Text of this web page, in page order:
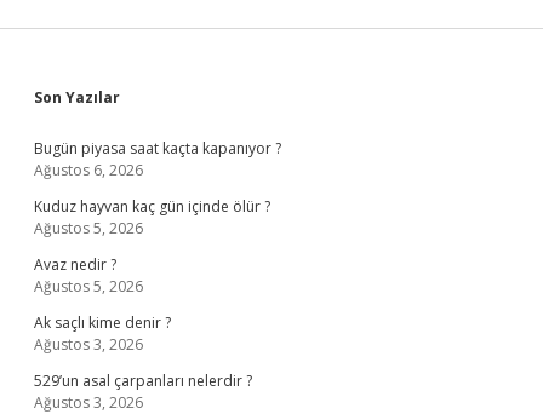
Sidebar
Son Yazılar
Bugün piyasa saat kaçta kapanıyor ?
Ağustos 6, 2026
Kuduz hayvan kaç gün içinde ölür ?
Ağustos 5, 2026
Avaz nedir ?
Ağustos 5, 2026
Ak saçlı kime denir ?
Ağustos 3, 2026
529’un asal çarpanları nelerdir ?
Ağustos 3, 2026